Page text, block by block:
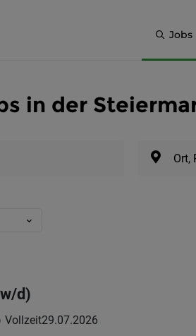
Jobs
in der
Ort,
d)
Vollzeit29.07.2026